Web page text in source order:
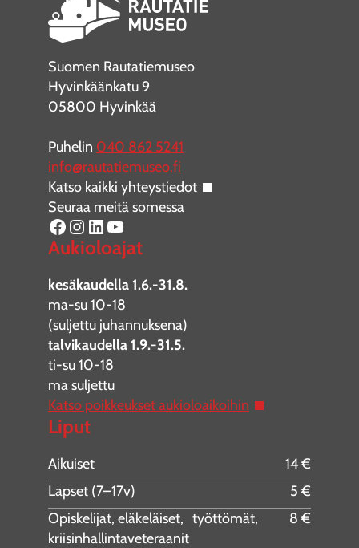
Suomen Rautatiemuseo
Hyvinkäänkatu 9
05800 Hyvinkää
Puhelin 040 862 5241
info@rautatiemuseo.fi
Katso kaikki yhteystiedot
Seuraa meitä somessa
Facebook Instagram LinkedIn YouTube
Aukioloajat
kesäkaudella 1.6.-31.8.
ma-su 10-18
(suljettu juhannuksena)
talvikaudella 1.9.-31.5.
ti-su 10-18
ma suljettu
Katso poikkeukset aukioloaikoihin
Liput
Aikuiset
14 €
Lapset (7–17v)
5 €
Opiskelijat, eläkeläiset, työttömät,
kriisinhallintaveteraanit
8 €